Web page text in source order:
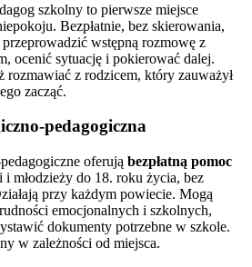
szkolny to pierwsze miejsce
Bezpłatnie, bez skierowania,
wstępną rozmowę z
ocenić sytuację i pokierować dalej.
rozmawiać z rodzicem, który zauważył
zacząć.
pedagogiczna
oferują bezpłatną pomoc
i młodzieży do 18. roku życia, bez
przy każdym powiecie. Mogą
emocjonalnych i szkolnych,
dokumenty potrzebne w szkole.
w zależności od miejsca.